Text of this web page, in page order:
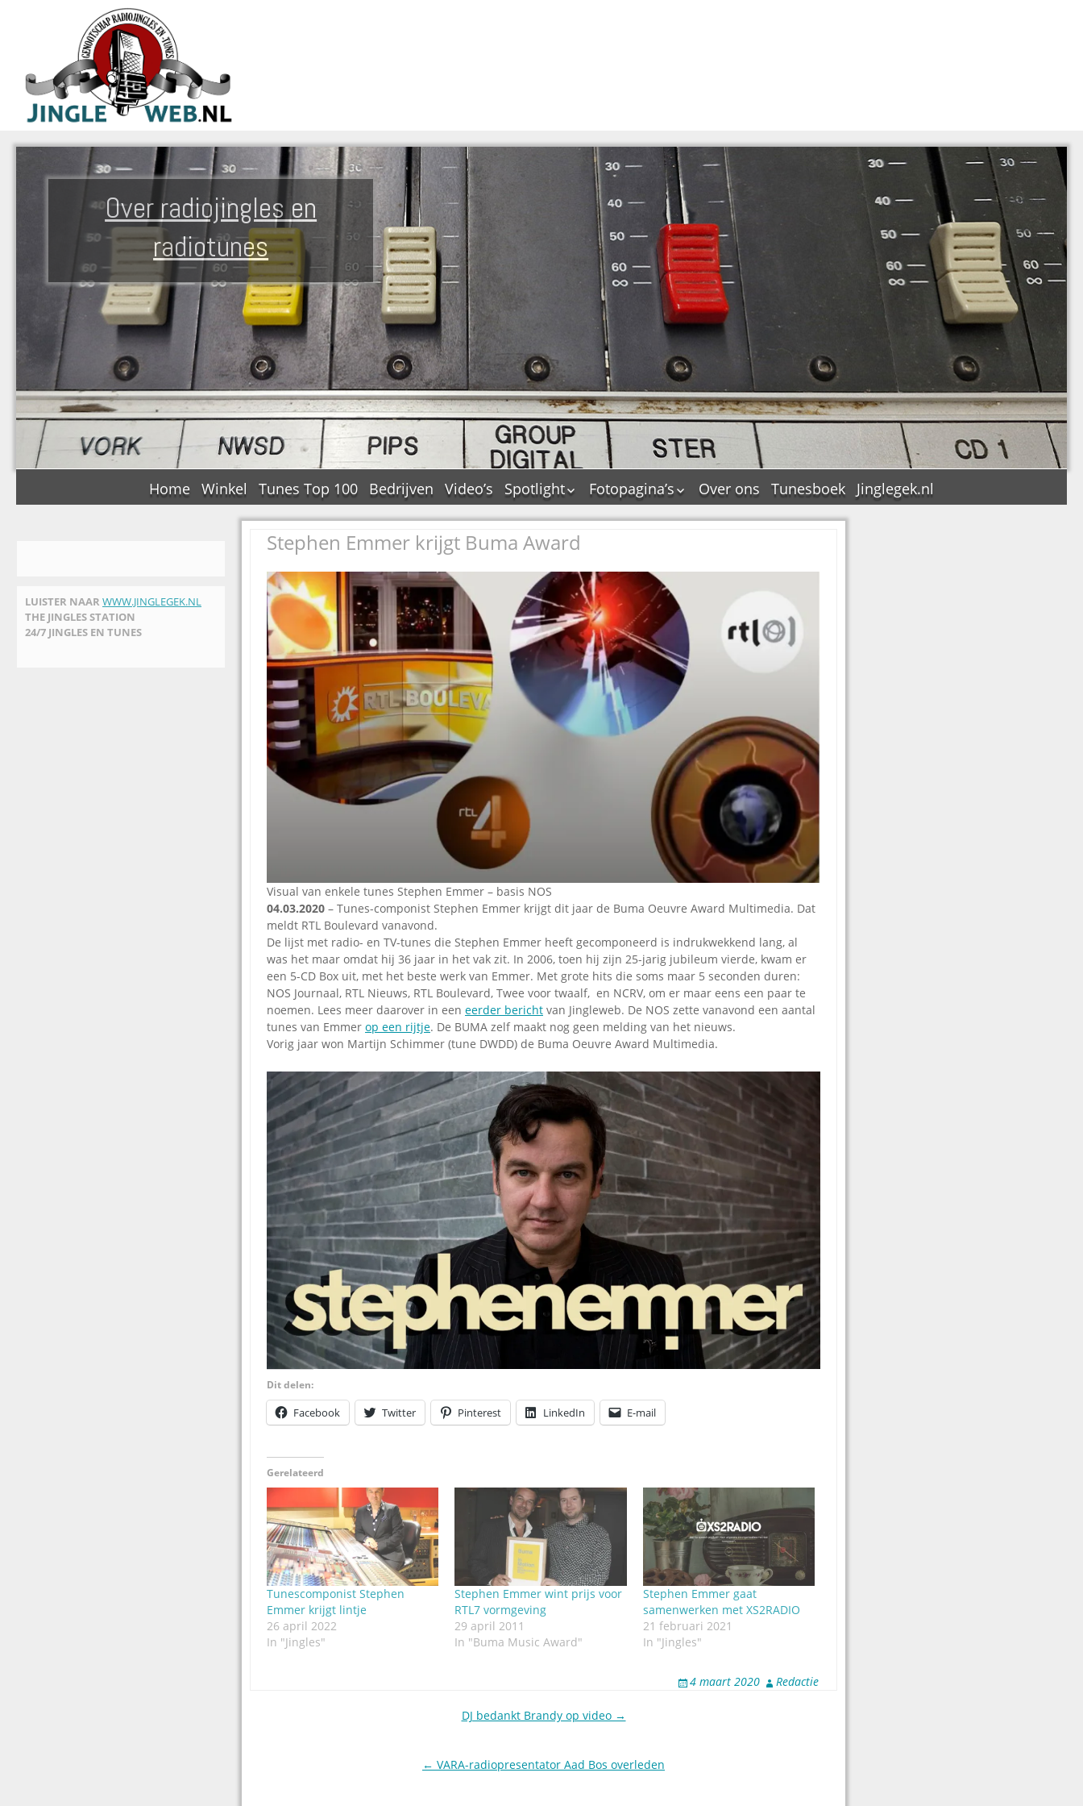
Over radiojingles en
radiotunes
Home Winkel Tunes Top 100 Bedrijven Video’s
Spotlight
De Tourflitsjingle –
wie zijn de makers?
Jingledemo’s en hun
tags
Dallas jingle city
De Tourtune
Ferry Maat 65
Ferry Maat interview
Jingle Awards
Jingle NIEUW
Omroepbanden
Uitvinding
jinglecassette
Fotopagina’s
JAM in pictures
Pepper & Tanner in
pictures
Top Format in
pictures
Dik Voormekaar in
foto’s
Over ons Tunesboek Jinglegek.nl
LUISTER NAAR WWW.JINGLEGEK.NL
THE JINGLES STATION
24/7 JINGLES EN TUNES
Stephen Emmer krijgt Buma Award
Visual van enkele tunes Stephen Emmer – basis NOS
04.03.2020 – Tunes-componist Stephen Emmer krijgt dit jaar de Buma Oeuvre Award Multimedia. Dat
meldt RTL Boulevard vanavond.
De lijst met radio- en TV-tunes die Stephen Emmer heeft gecomponeerd is indrukwekkend lang, al
was het maar omdat hij 36 jaar in het vak zit. In 2006, toen hij zijn 25-jarig jubileum vierde, kwam er
een 5-CD Box uit, met het beste werk van Emmer. Met grote hits die soms maar 5 seconden duren:
NOS Journaal, RTL Nieuws, RTL Boulevard, Twee voor twaalf, en NCRV, om er maar eens een paar te
noemen. Lees meer daarover in een eerder bericht van Jingleweb. De NOS zette vanavond een aantal
tunes van Emmer op een rijtje. De BUMA zelf maakt nog geen melding van het nieuws.
Vorig jaar won Martijn Schimmer (tune DWDD) de Buma Oeuvre Award Multimedia.
Dit delen:
Facebook Twitter Pinterest LinkedIn E-mail
Gerelateerd
Tunescomponist Stephen
Emmer krijgt lintje
26 april 2022
In "Jingles"
Stephen Emmer wint prijs voor
RTL7 vormgeving
29 april 2011
In "Buma Music Award"
Stephen Emmer gaat
samenwerken met XS2RADIO
21 februari 2021
In "Jingles"
4 maart 2020 Redactie
DJ bedankt Brandy op video →
← VARA-radiopresentator Aad Bos overleden